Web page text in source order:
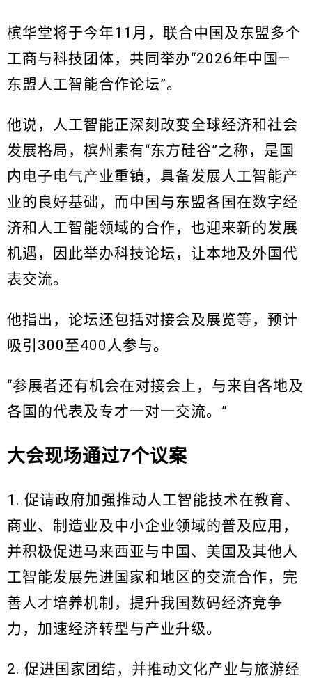
槟华堂将于今年11月，联合中国及东盟多个
工商与科技团体，共同举办“2026年中国—
东盟人工智能合作论坛”。
他说，人工智能正深刻改变全球经济和社会
发展格局，槟州素有“东方硅谷”之称，是国
内电子电气产业重镇，具备发展人工智能产
业的良好基础，而中国与东盟各国在数字经
济和人工智能领域的合作，也迎来新的发展
机遇，因此举办科技论坛，让本地及外国代
表交流。
他指出，论坛还包括对接会及展览等，预计
吸引300至400人参与。
“参展者还有机会在对接会上，与来自各地及
各国的代表及专才一对一交流。”
大会现场通过7个议案
1. 促请政府加强推动人工智能技术在教育、
商业、制造业及中小企业领域的普及应用，
并积极促进马来西亚与中国、美国及其他人
工智能发展先进国家和地区的交流合作，完
善人才培养机制，提升我国数码经济竞争
力，加速经济转型与产业升级。
2. 促进国家团结，并推动文化产业与旅游经